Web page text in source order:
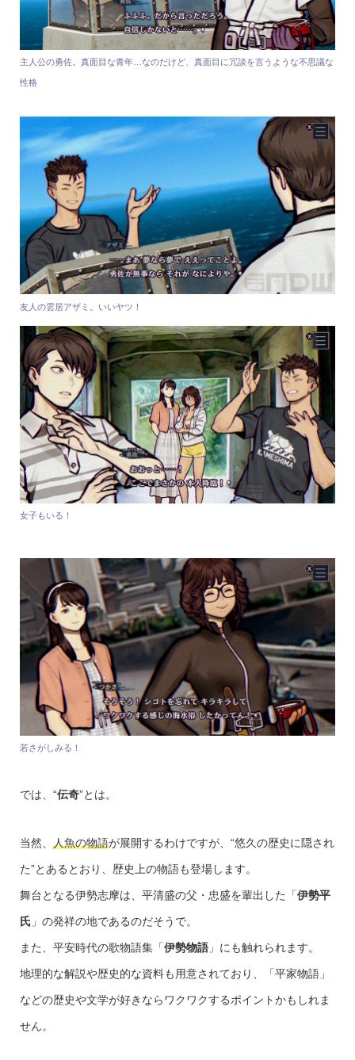
主人公の勇佐。真面目な青年…なのだけど、真面目に冗談を言うような不思議な
性格
友人の雲居アザミ。いいヤツ！
女子もいる！
若さがしみる！
では、“伝奇”とは。
当然、 人魚の物語が展開するわけですが、“悠久の歴史に隠され
た”とあるとおり、歴史上の物語も登場します。
舞台となる伊勢志摩は、平清盛の父・忠盛を輩出した「伊勢平
氏」の発祥の地であるのだそうで。
また、平安時代の歌物語集「伊勢物語」にも触れられます。
地理的な解説や歴史的な資料も用意されており、「平家物語」
などの歴史や文学が好きならワクワクするポイントかもしれま
せん。